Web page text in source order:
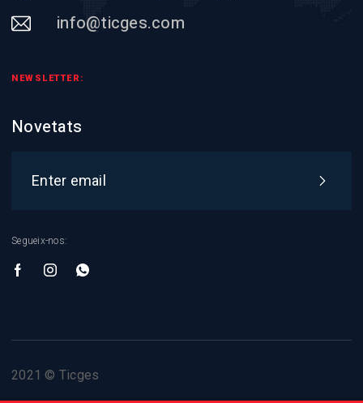
info@ticges.com
NEWSLETTER:
Novetats
Segueix-nos:
2021 © Ticges